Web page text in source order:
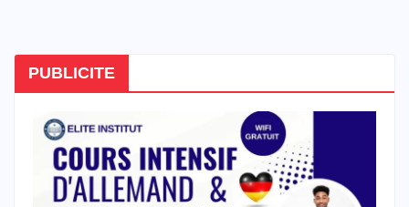
PUBLICITE